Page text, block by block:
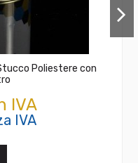
Poliestere con
IVA
IVA